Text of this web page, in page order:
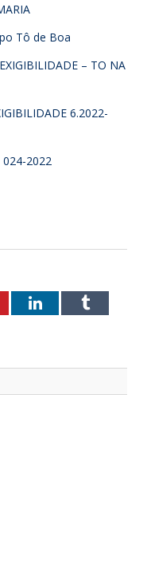
Tô de Boa
– TO NA
6.2022-
024-2022
LinkedInTumblr